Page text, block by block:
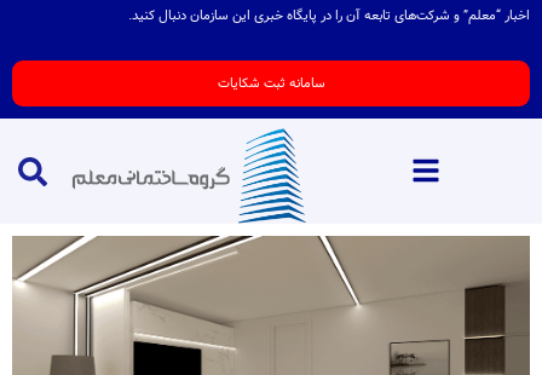
اخبار “معلم” و شرکت‌های تابعه آن را در پایگاه خبری این سازمان دنبال کنید.
سامانه ثبت شکایات